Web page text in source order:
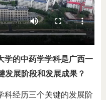
学的中药学学科是广西一
发展阶段和发展成果？
科经历三个关键的发展阶